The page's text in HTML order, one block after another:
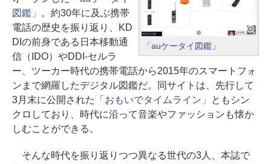
「auケータイ図鑑」
図鑑」
。約30年に及ぶ携帯
電話の歴史を振り返り、KD
DIの前身である日本移動通
信（IDO）やDDI-セルラ
ー、ツーカー時代の携帯電話から2015年のスマートフォ
ンまで網羅したデジタル図鑑だ。同サイトは、先行して
3月末に公開された
「おもいでタイムライン」
ともシン
クロしており、時代に沿って音楽やファッションも懐か
しむことができる。
そんな時代を振り返りつつ異なる世代の3人、本誌で